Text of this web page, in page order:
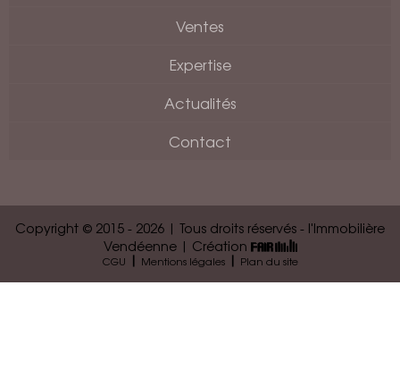
Ventes
Expertise
Actualités
Contact
Copyright © 2015 - 2026 | Tous droits réservés - l'Immobilière
Vendéenne | Création
CGU | Mentions légales | Plan du site